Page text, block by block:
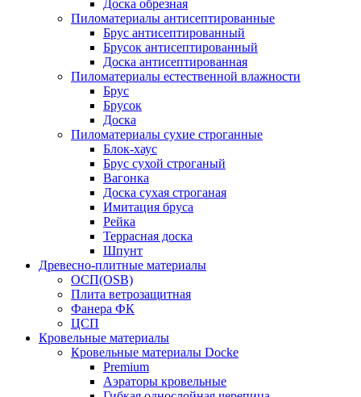
Доска обрезная
Пиломатериалы антисептированные
Брус антисептированный
Брусок антисептированный
Доска антисептированная
Пиломатериалы естественной влажности
Брус
Брусок
Доска
Пиломатериалы сухие строганные
Блок-хаус
Брус сухой строганый
Вагонка
Доска сухая строганая
Имитация бруса
Рейка
Террасная доска
Шпунт
Древесно-плитные материалы
ОСП(OSB)
Плита ветрозащитная
Фанера ФК
ЦСП
Кровельные материалы
Кровельные материалы Docke
Premium
Аэраторы кровельные